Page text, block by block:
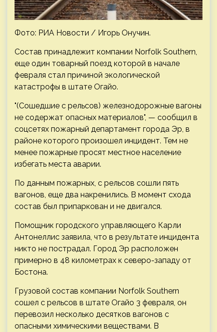
Фото: РИА Новости / Игорь Онучин.
Состав принадлежит компании Norfolk Southern,
еще один товарный поезд которой в начале
февраля стал причиной экологической
катастрофы в штате Огайо.
"(Сошедшие с рельсов) железнодорожные вагоны
не содержат опасных материалов", — сообщил в
соцсетях пожарный департамент города Эр, в
районе которого произошел инцидент. Тем не
менее пожарные просят местное население
избегать места аварии.
По данным пожарных, с рельсов сошли пять
вагонов, еще два накренились. В момент схода
состав был припаркован и не двигался.
Помощник городского управляющего Карли
Антонеллис заявила, что в результате инцидента
никто не пострадал. Город Эр расположен
примерно в 48 километрах к северо-западу от
Бостона.
Грузовой состав компании Norfolk Southern
сошел с рельсов в штате Огайо 3 февраля, он
перевозил несколько десятков вагонов с
опасными химическими веществами. В